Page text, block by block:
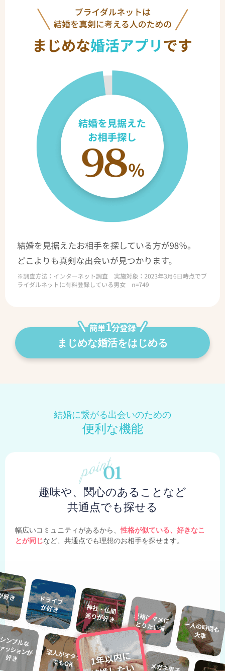
まじめな婚活をはじめる
結婚に繋がる出会いのための
便利な機能
趣味や、関心のあることなど
共通点でも探せる
幅広いコミュニティがあるから、性格が似ている、好きなこ
とが同じなど、共通点でも理想のお相手を探せます。